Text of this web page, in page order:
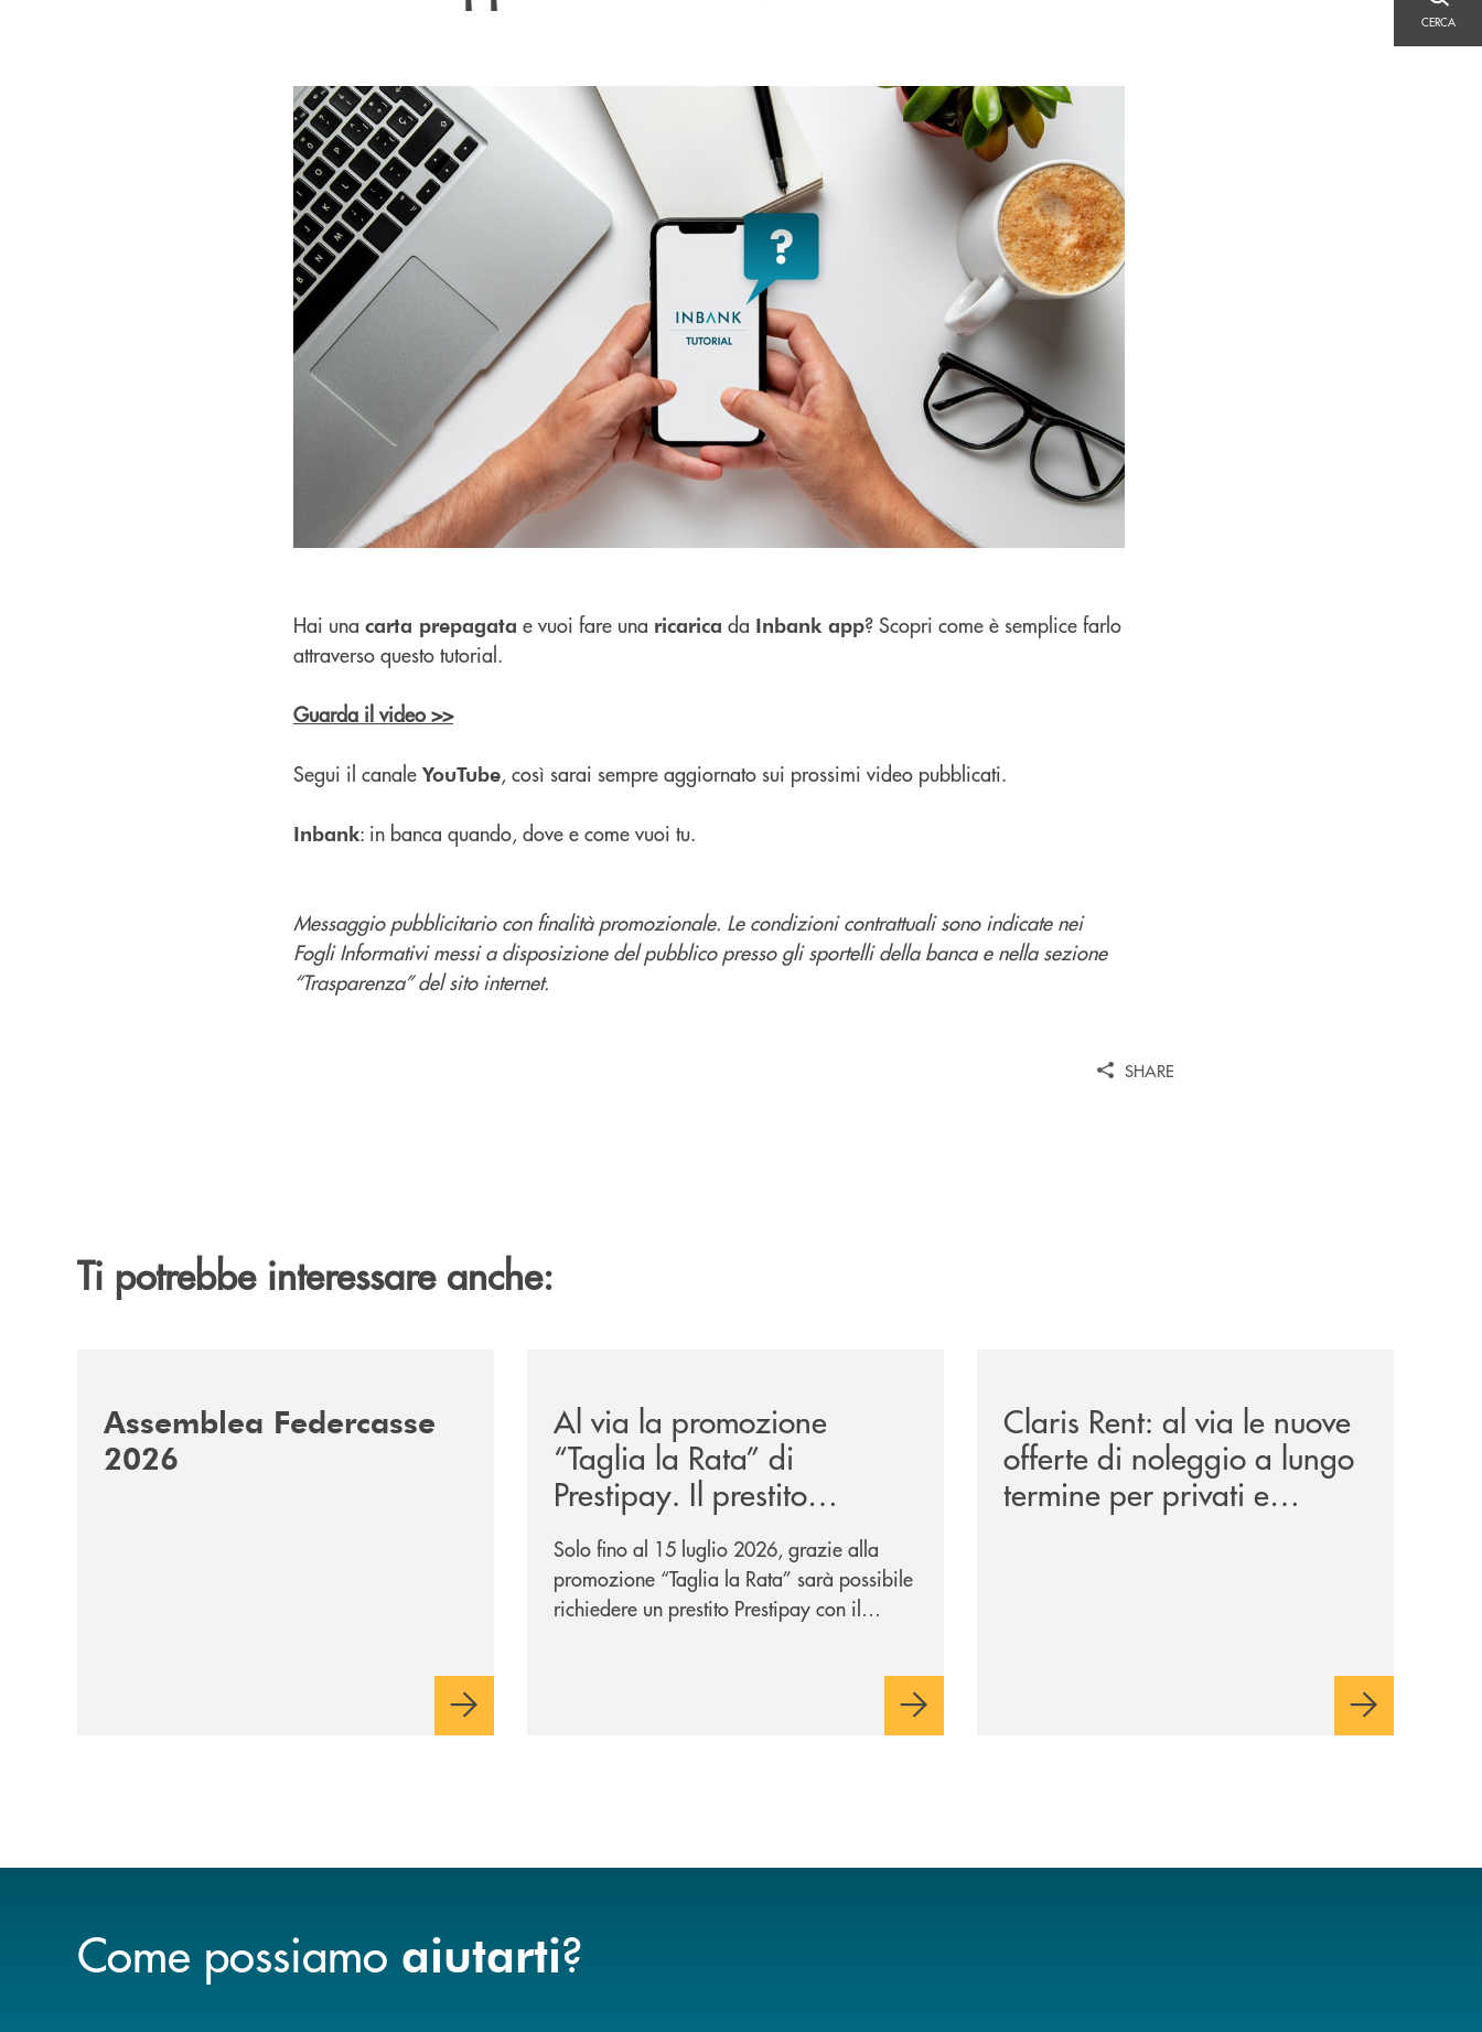
CERCA
Hai una carta prepagata e vuoi fare una ricarica da Inbank app? Scopri come è semplice farlo
attraverso questo tutorial.
Guarda il video >>
Segui il canale YouTube, così sarai sempre aggiornato sui prossimi video pubblicati.
Inbank: in banca quando, dove e come vuoi tu.
Messaggio pubblicitario con finalità promozionale. Le condizioni contrattuali sono indicate nei
Fogli Informativi messi a disposizione del pubblico presso gli sportelli della banca e nella sezione
“Trasparenza” del sito internet.
SHARE
Ti potrebbe interessare anche:
Assemblea Federcasse
2026
Al via la promozione
“Taglia la Rata” di
Prestipay. Il prestito
personale che si fa in due
per te!
Solo fino al 15 luglio 2026, grazie alla
promozione “Taglia la Rata” sarà possibile
richiedere un prestito Prestipay con il
Claris Rent: al via le nuove
offerte di noleggio a lungo
termine per privati e
Come possiamo aiutarti?